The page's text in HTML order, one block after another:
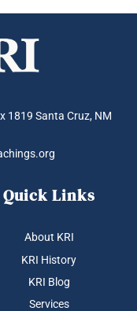
1819 Santa Cruz, NM
Quick Links
About KRI
KRI History
KRI Blog
Services